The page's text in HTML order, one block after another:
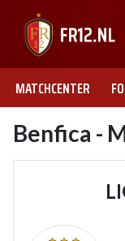
MATCHCENTER
Benfica -